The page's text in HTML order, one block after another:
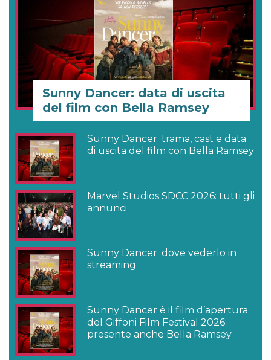
Sunny Dancer: data di uscita
del film con Bella Ramsey
Sunny Dancer: trama, cast e data
di uscita del film con Bella Ramsey
Marvel Studios SDCC 2026: tutti gli
annunci
Sunny Dancer: dove vederlo in
streaming
Sunny Dancer è il film d’apertura
del Giffoni Film Festival 2026:
presente anche Bella Ramsey